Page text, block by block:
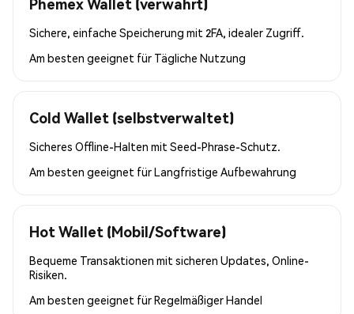
Phemex Wallet (verwahrt)
Sichere, einfache Speicherung mit 2FA, idealer Zugriff.
Am besten geeignet für Tägliche Nutzung
Cold Wallet (selbstverwaltet)
Sicheres Offline-Halten mit Seed-Phrase-Schutz.
Am besten geeignet fürLangfristige Aufbewahrung
Hot Wallet (Mobil/Software)
Bequeme Transaktionen mit sicheren Updates, Online-
Risiken.
Am besten geeignet fürRegelmäßiger Handel